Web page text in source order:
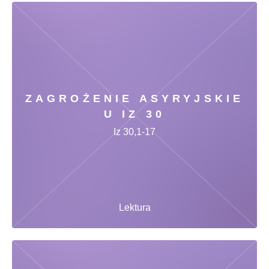
ZAGROŻENIE ASYRYJSKIE
U IZ 30
Lektura
Iz 30,1-17